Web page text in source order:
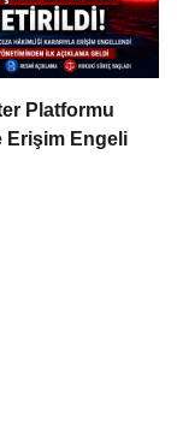
Platformu
Erişim Engeli